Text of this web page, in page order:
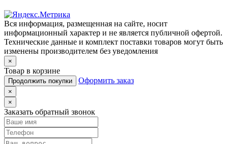
Вся информация, размещенная на сайте, носит
информационный характер и не является публичной офертой.
Технические данные и комплект поставки товаров могут быть
изменены производителем без уведомления
×
Товар в корзине
Продолжить покупки Оформить заказ
×
×
Заказать обратный звонок